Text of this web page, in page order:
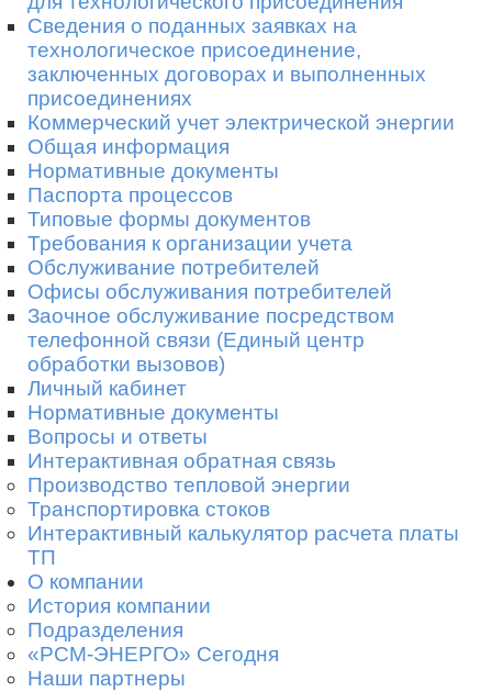
Сведения о поданных заявках на
технологическое присоединение,
заключенных договорах и выполненных
присоединениях
Коммерческий учет электрической энергии
Общая информация
Нормативные документы
Паспорта процессов
Типовые формы документов
Требования к организации учета
Обслуживание потребителей
Офисы обслуживания потребителей
Заочное обслуживание посредством
телефонной связи (Единый центр
обработки вызовов)
Личный кабинет
Нормативные документы
Вопросы и ответы
Интерактивная обратная связь
Производство тепловой энергии
Транспортировка стоков
Интерактивный калькулятор расчета платы
ТП
О компании
История компании
Подразделения
«РСМ-ЭНЕРГО» Сегодня
Наши партнеры